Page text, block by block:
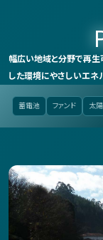
幅広い地域と分野で再生
した環境にやさしいエネ
蓄電池 ファンド 太